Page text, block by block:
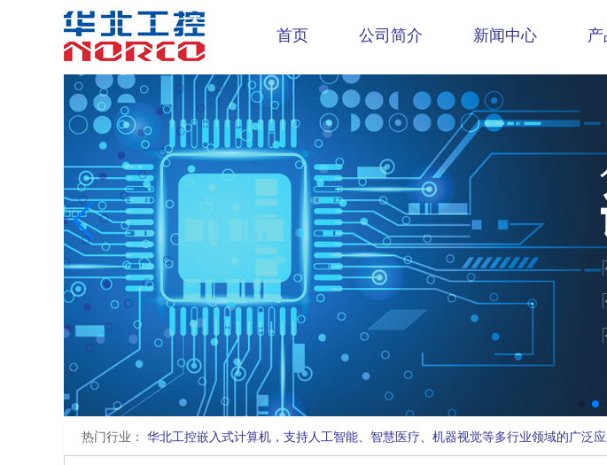
首页 公司简介 新闻中心
热门行业： 华北工控嵌入式计算机，支持人工智能、智慧医疗、机器视觉等多行业领域的广泛应